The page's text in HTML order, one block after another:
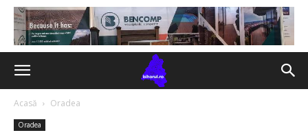
Acasă Oradea
Oradea